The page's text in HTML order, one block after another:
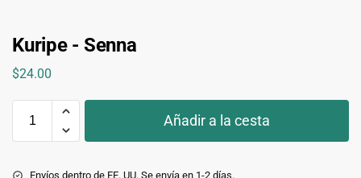
Kuripe - Senna
$24.00
Añadir a la cesta
Envíos dentro de EE. UU. Se envía en 1-2 días.